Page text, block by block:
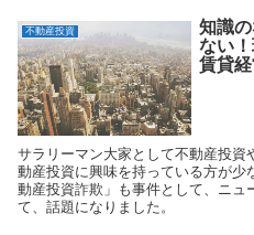
不動産投資
知識
ない
賃貸
サラリーマン大家として不動産投資
動産投資に興味を持っている方が少
動産投資詐欺」も事件として、ニュ
て、話題になりました。